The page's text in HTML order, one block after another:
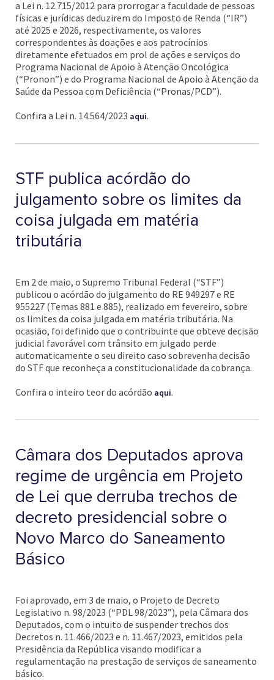
a Lei n. 12.715/2012 para prorrogar a faculdade de pessoas
físicas e jurídicas deduzirem do Imposto de Renda (“IR”)
até 2025 e 2026, respectivamente, os valores
correspondentes às doações e aos patrocínios
diretamente efetuados em prol de ações e serviços do
Programa Nacional de Apoio à Atenção Oncológica
(“Pronon”) e do Programa Nacional de Apoio à Atenção da
Saúde da Pessoa com Deficiência (“Pronas/PCD”).
Confira a Lei n. 14.564/2023 aqui.
STF publica acórdão do
julgamento sobre os limites da
coisa julgada em matéria
tributária
Em 2 de maio, o Supremo Tribunal Federal (“STF”)
publicou o acórdão do julgamento do RE 949297 e RE
955227 (Temas 881 e 885), realizado em fevereiro, sobre
os limites da coisa julgada em matéria tributária. Na
ocasião, foi definido que o contribuinte que obteve decisão
judicial favorável com trânsito em julgado perde
automaticamente o seu direito caso sobrevenha decisão
do STF que reconheça a constitucionalidade da cobrança.
Confira o inteiro teor do acórdão aqui.
Câmara dos Deputados aprova
regime de urgência em Projeto
de Lei que derruba trechos de
decreto presidencial sobre o
Novo Marco do Saneamento
Básico
Foi aprovado, em 3 de maio, o Projeto de Decreto
Legislativo n. 98/2023 (“PDL 98/2023”), pela Câmara dos
Deputados, com o intuito de suspender trechos dos
Decretos n. 11.466/2023 e n. 11.467/2023, emitidos pela
Presidência da República visando modificar a
regulamentação na prestação de serviços de saneamento
básico.